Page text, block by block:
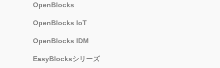
OpenBlocks
OpenBlocks IoT
OpenBlocks IDM
EasyBlocksシリーズ